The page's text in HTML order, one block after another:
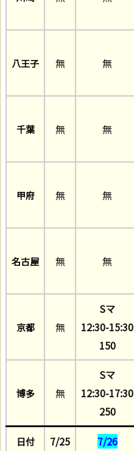
八王子 無 無
千葉 無 無
甲府 無 無
名古屋 無 無
京都 無
Sマ
12:30-15:30
150
博多 無
Sマ
12:30-17:30
250
日付 7/25 7/26